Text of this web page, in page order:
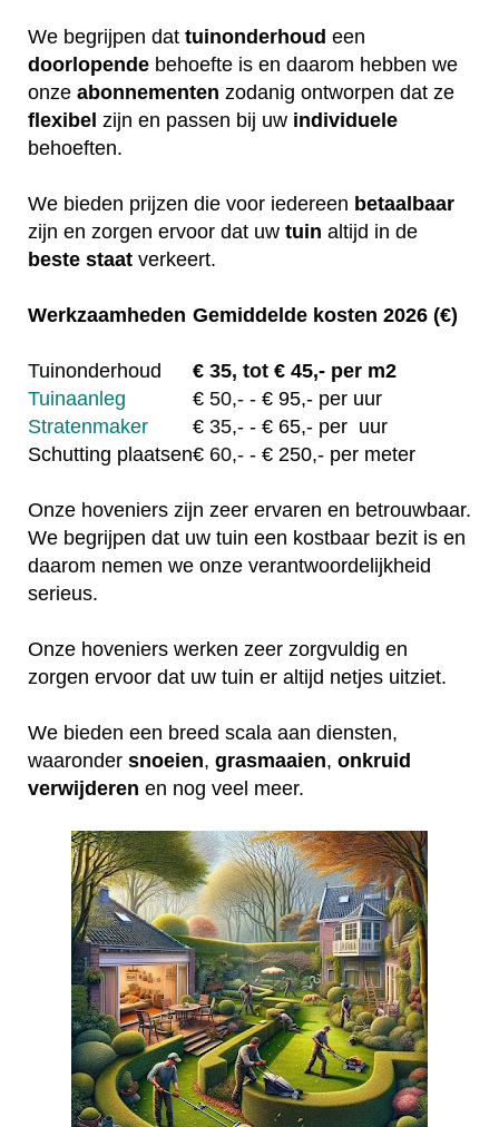
We begrijpen dat tuinonderhoud een
doorlopende behoefte is en daarom hebben we
onze abonnementen zodanig ontworpen dat ze
flexibel zijn en passen bij uw individuele
behoeften.
We bieden prijzen die voor iedereen betaalbaar
zijn en zorgen ervoor dat uw tuin altijd in de
beste staat verkeert.
Werkzaamheden Gemiddelde kosten 2026 (€)
Tuinonderhoud € 35, tot € 45,- per m2
Tuinaanleg
€ 50,- - € 95,- per uur
Stratenmaker
€ 35,- - € 65,- per uur
Schutting plaatsen€ 60,- - € 250,- per meter
Onze hoveniers zijn zeer ervaren en betrouwbaar.
We begrijpen dat uw tuin een kostbaar bezit is en
daarom nemen we onze verantwoordelijkheid
serieus.
Onze hoveniers werken zeer zorgvuldig en
zorgen ervoor dat uw tuin er altijd netjes uitziet.
We bieden een breed scala aan diensten,
waaronder snoeien, grasmaaien, onkruid
verwijderen en nog veel meer.